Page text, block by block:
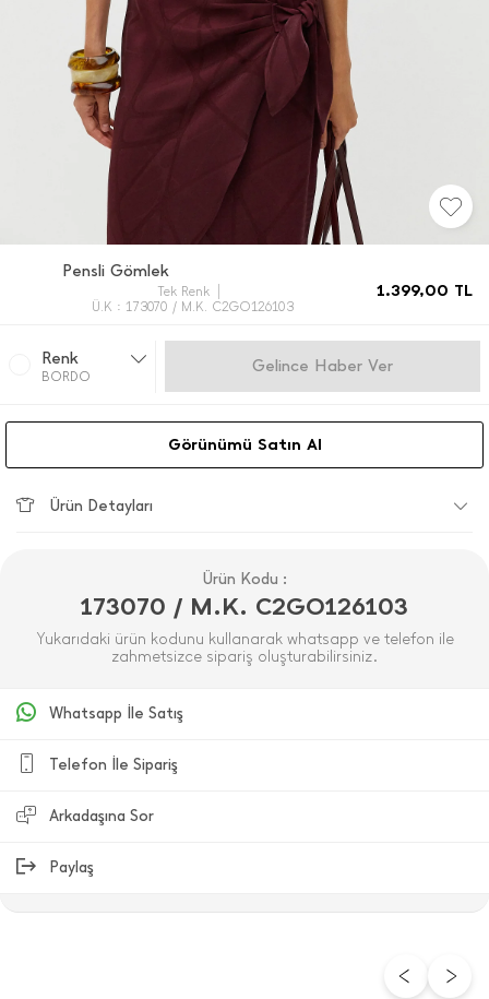
Pensli Gömlek
Tek Renk
Ü.K : 173070 / M.K. C2GO126103
1.399,00 TL
Renk
BORDO
Gelince Haber Ver
Görünümü Satın Al
Ürün Detayları
Ürün Kodu :
173070 / M.K. C2GO126103
Yukarıdaki ürün kodunu kullanarak whatsapp ve telefon ile
zahmetsizce sipariş oluşturabilirsiniz.
Whatsapp İle Satış
Telefon İle Sipariş
Arkadaşına Sor
Paylaş